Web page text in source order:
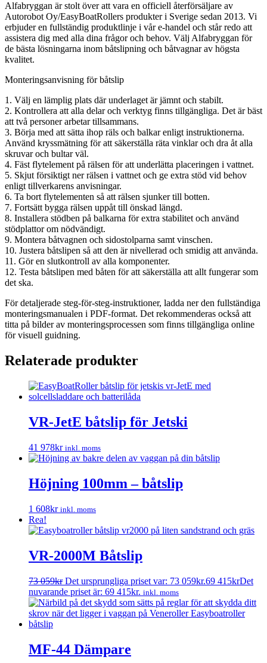
Alfabryggan är stolt över att vara en officiell återförsäljare av
Autorobot Oy/EasyBoatRollers produkter i Sverige sedan 2013. Vi
erbjuder en fullständig produktlinje i vår e-handel och står redo att
assistera dig med alla dina frågor och behov. Välj Alfabryggan för
de bästa lösningarna inom båtslipning och båtvagnar av högsta
kvalitet.
Monteringsanvisning för båtslip
1. Välj en lämplig plats där underlaget är jämnt och stabilt.
2. Kontrollera att alla delar och verktyg finns tillgängliga. Det är bäst
att två personer arbetar tillsammans.
3. Börja med att sätta ihop räls och balkar enligt instruktionerna.
Använd kryssmätning för att säkerställa räta vinklar och dra åt alla
skruvar och bultar väl.
4. Fäst flytelement på rälsen för att underlätta placeringen i vattnet.
5. Skjut försiktigt ner rälsen i vattnet och ge extra stöd vid behov
enligt tillverkarens anvisningar.
6. Ta bort flytelementen så att rälsen sjunker till botten.
7. Fortsätt bygga rälsen uppåt till önskad längd.
8. Installera stödben på balkarna för extra stabilitet och använd
stödplattor om nödvändigt.
9. Montera båtvagnen och sidostolparna samt vinschen.
10. Justera båtslipen så att den är nivellerad och smidig att använda.
11. Gör en slutkontroll av alla komponenter.
12. Testa båtslipen med båten för att säkerställa att allt fungerar som
det ska.
För detaljerade steg-för-steg-instruktioner, ladda ner den fullständiga
monteringsmanualen i PDF-format. Det rekommenderas också att
titta på bilder av monteringsprocessen som finns tillgängliga online
för visuell guidning.
Relaterade produkter
VR-JetE båtslip för Jetski
41 978kr inkl. moms
Höjning 100mm – båtslip
1 608kr inkl. moms
Rea!
VR-2000M Båtslip
73 059kr Det ursprungliga priset var: 73 059kr.69 415krDet
nuvarande priset är: 69 415kr. inkl. moms
MF-44 Dämpare